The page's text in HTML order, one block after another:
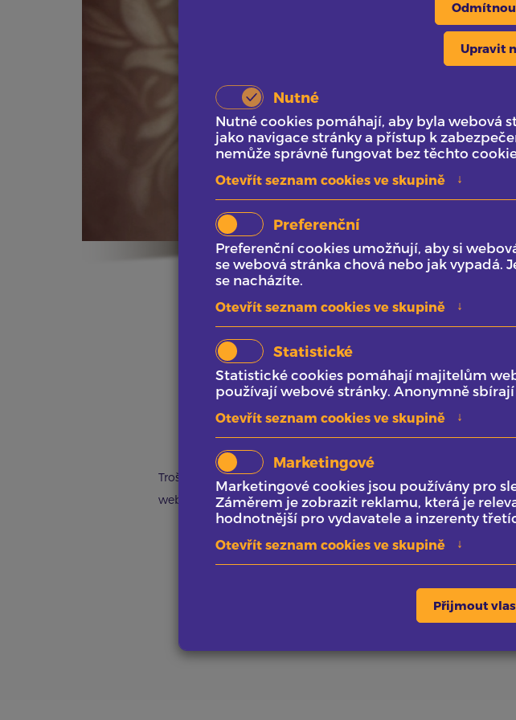
15-25
Troška zkrášlení pro naše něžné polovičky si zaslouží i nějakou tu
webovou prezentaci.
Upravit
Nutné
Nutné cookies pomáhají, aby byla webová
jako navigace stránky a přístup k
nemůže správně fungovat bez těchto
Otevřít seznam cookies ve skupině ↓
Preferenční
Preferenční cookies umožňují, aby si
se webová stránka chová nebo jak vypadá.
se nacházíte.
Otevřít seznam cookies ve skupině ↓
Statistické
Statistické cookies pomáhají majitelům
používají webové stránky. Anonymně
Otevřít seznam cookies ve skupině ↓
Marketingové
Marketingové cookies jsou používány pro
Záměrem je zobrazit reklamu, která je
hodnotnější pro vydavatele a inzerenty
Otevřít seznam cookies ve skupině ↓
Přijmout